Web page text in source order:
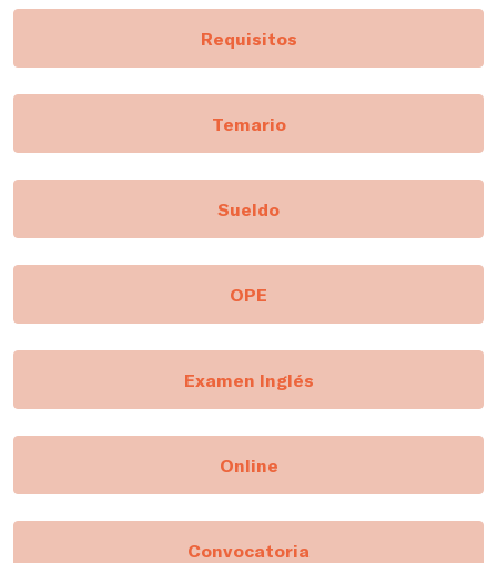
Requisitos
Temario
Sueldo
OPE
Examen Inglés
Online
Convocatoria